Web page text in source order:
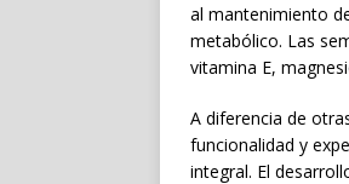
al mantenimiento
metabólico. Las
vitamina E,
A diferencia de
funcionalidad y
integral. El